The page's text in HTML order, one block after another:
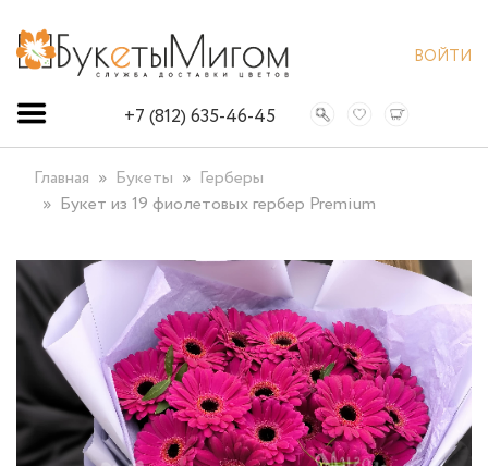
ВОЙТИ
+7 (812) 635-46-45
Главная Букеты
Герберы
Букет из 19 фиолетовых гербер Premium